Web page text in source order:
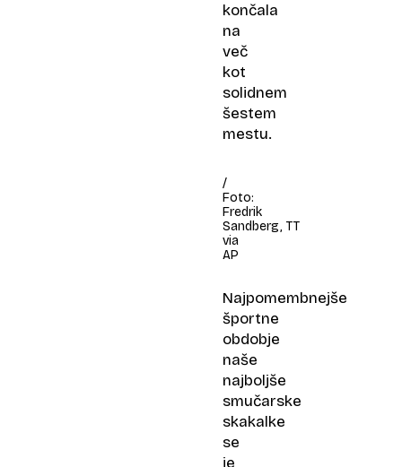
končala
na
več
kot
solidnem
šestem
mestu.
/
Foto:
Fredrik
Sandberg, TT
via
AP
Najpomembnejše
športne
obdobje
naše
najboljše
smučarske
skakalke
se
je